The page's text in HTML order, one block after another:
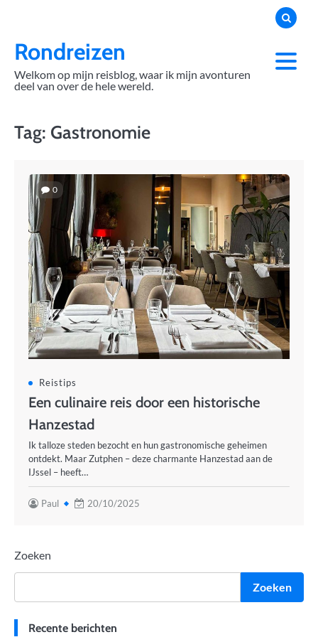
contentRondreizen
Welkom op mijn reisblog, waar ik mijn avonturen
deel van over de hele wereld.
Tag: Gastronomie
0
Reistips
Een culinaire reis door een historische
Hanzestad
Ik talloze steden bezocht en hun gastronomische geheimen
ontdekt. Maar Zutphen – deze charmante Hanzestad aan de
IJssel – heeft…
Paul 20/10/2025
Zoeken
Zoeken
Recente berichten